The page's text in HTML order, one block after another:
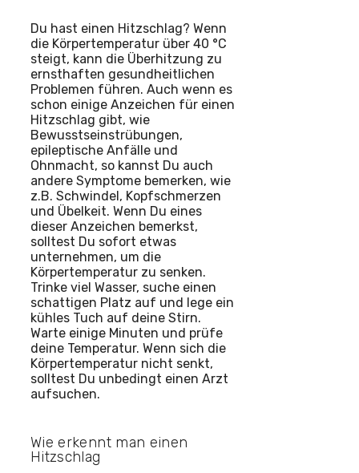
Du hast einen Hitzschlag? Wenn
die Körpertemperatur über 40 °C
steigt, kann die Überhitzung zu
ernsthaften gesundheitlichen
Problemen führen. Auch wenn es
schon einige Anzeichen für einen
Hitzschlag gibt, wie
Bewusstseinstrübungen,
epileptische Anfälle und
Ohnmacht, so kannst Du auch
andere Symptome bemerken, wie
z.B. Schwindel, Kopfschmerzen
und Übelkeit. Wenn Du eines
dieser Anzeichen bemerkst,
solltest Du sofort etwas
unternehmen, um die
Körpertemperatur zu senken.
Trinke viel Wasser, suche einen
schattigen Platz auf und lege ein
kühles Tuch auf deine Stirn.
Warte einige Minuten und prüfe
deine Temperatur. Wenn sich die
Körpertemperatur nicht senkt,
solltest Du unbedingt einen Arzt
aufsuchen.
Wie erkennt man einen
Hitzschlag